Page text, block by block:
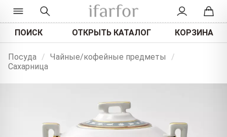
ПОИСК ОТКРЫТЬ КАТАЛОГ КОРЗИНА
Посуда / Чайные/кофейные предметы
/
Сахарница